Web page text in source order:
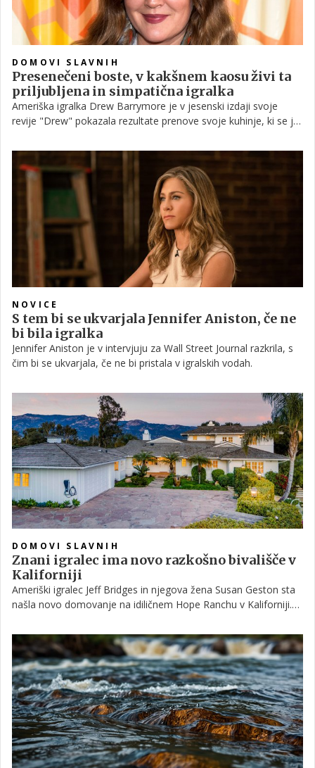
DOMOVI SLAVNIH
Presenečeni boste, v kakšnem kaosu živi ta
priljubljena in simpatična igralka
Ameriška igralka Drew Barrymore je v jesenski izdaji svoje
revije "Drew" pokazala rezultate prenove svoje kuhinje, ki se je
videnim, za razliko od spomladanskega vpogleda v igralkin
dom, ko so bili ogorčeni nad neredom, ki je vladal v hiši.
NOVICE
S tem bi se ukvarjala Jennifer Aniston, če ne
bi bila igralka
Jennifer Aniston je v intervjuju za Wall Street Journal razkrila, s
čim bi se ukvarjala, če ne bi pristala v igralskih vodah.
DOMOVI SLAVNIH
Znani igralec ima novo razkošno bivališče v
Kaliforniji
Ameriški igralec Jeff Bridges in njegova žena Susan Geston sta
našla novo domovanje na idiličnem Hope Ranchu v Kaliforniji.
hišo.